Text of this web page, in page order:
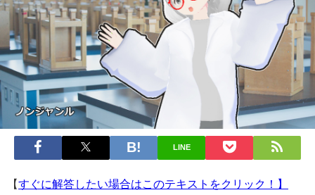
LINE
【すぐに解答したい場合はこのテキストをクリック！】